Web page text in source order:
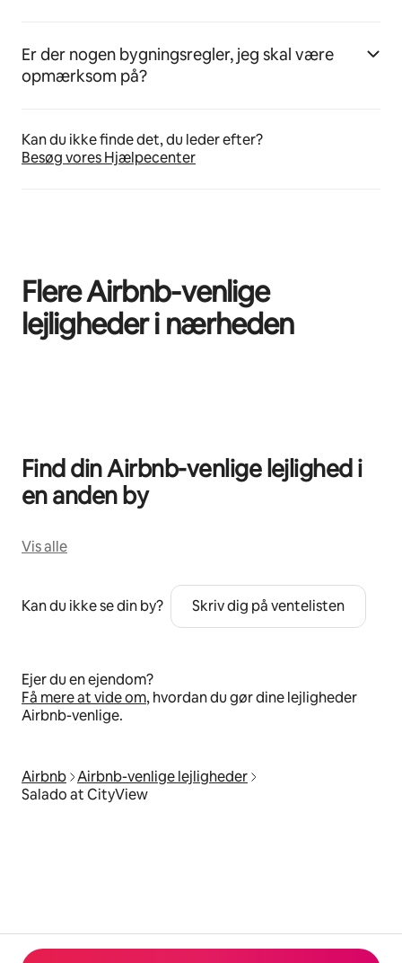
Er der nogen bygningsregler, jeg skal være
opmærksom på?
Kan du ikke finde det, du leder efter?
Besøg vores Hjælpecenter
Flere Airbnb-venlige
lejligheder i nærheden
Find din Airbnb-venlige lejlighed i
en anden by
Vis alle
Kan du ikke se din by? Skriv dig på ventelisten
Ejer du en ejendom?
Få mere at vide om, hvordan du gør dine lejligheder
Airbnb-venlige.
Airbnb Airbnb-venlige lejligheder
Salado at CityView